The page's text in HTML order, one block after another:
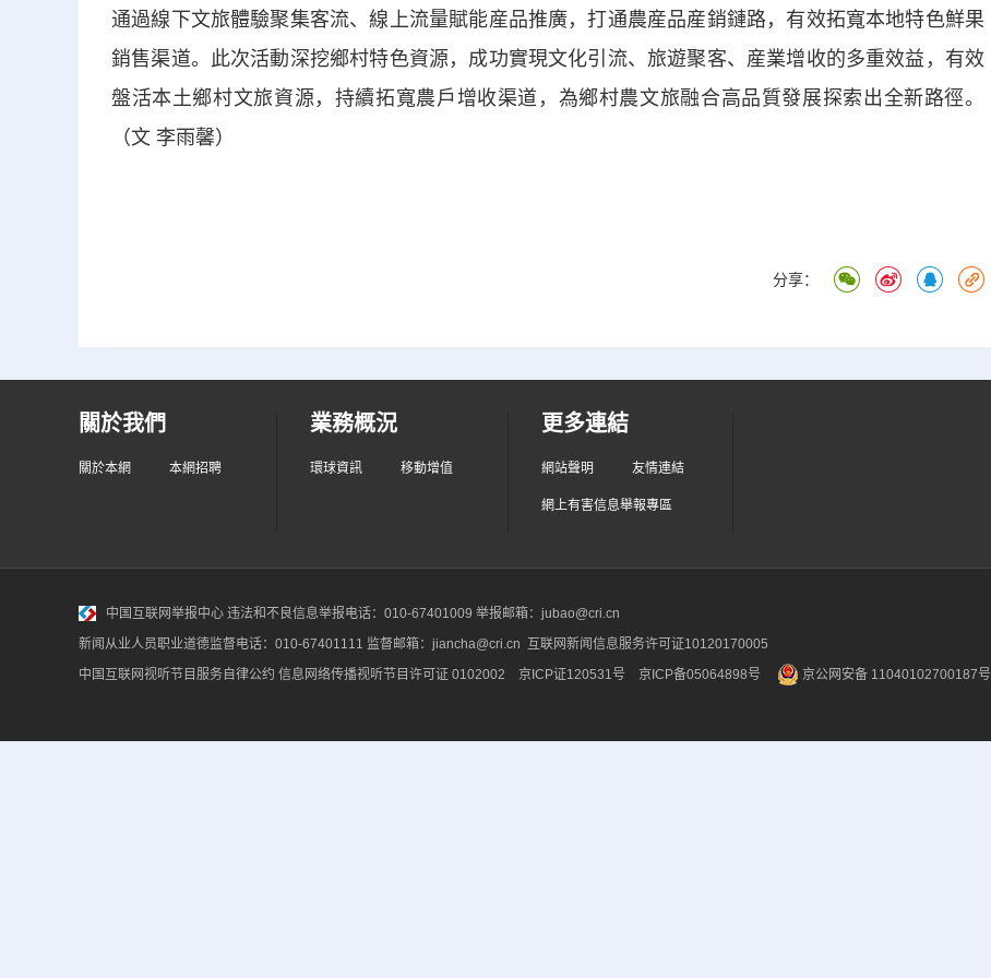
通過線下文旅體驗聚集客流、線上流量賦能産品推廣，打通農産品産銷鏈路，有效拓寬本地特色鮮果
銷售渠道。此次活動深挖鄉村特色資源，成功實現文化引流、旅遊聚客、産業增收的多重效益，有效
盤活本土鄉村文旅資源，持續拓寬農戶增收渠道，為鄉村農文旅融合高品質發展探索出全新路徑。
（文 李雨馨）
分享：
關於我們
關於本網 本網招聘
業務概況
環球資訊 移動增值
更多連結
網站聲明 友情連結
網上有害信息舉報專區
中国互联网举报中心 违法和不良信息举报电话：010-67401009 举报邮箱：jubao@cri.cn
新闻从业人员职业道德监督电话：010-67401111 监督邮箱：jiancha@cri.cn 互联网新闻信息服务许可证10120170005
中国互联网视听节目服务自律公约 信息网络传播视听节目许可证 0102002 京ICP证120531号 京ICP备05064898号 京公网安备 11040102700187号